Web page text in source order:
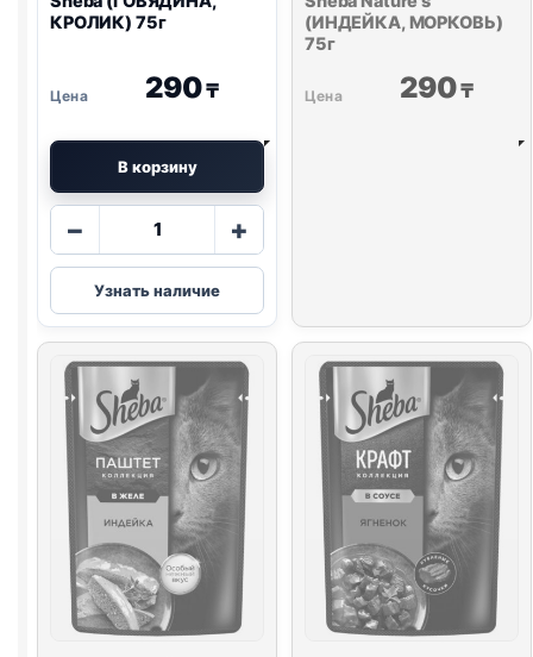
КРОЛИК) 75г
290₸
В корзину
−
Количество
Sheba
(ГОВЯДИНА,
КРОЛИК)
+
Узнать наличие
(ИНДЕЙКА, МОРКОВЬ)
75г
290₸